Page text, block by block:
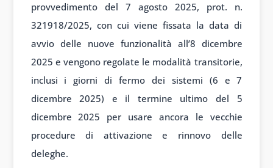
provvedimento del 7 agosto 2025, prot. n.
321918/2025, con cui viene fissata la data di
avvio delle nuove funzionalità all’8 dicembre
2025 e vengono regolate le modalità transitorie,
inclusi i giorni di fermo dei sistemi (6 e 7
dicembre 2025) e il termine ultimo del 5
dicembre 2025 per usare ancora le vecchie
procedure di attivazione e rinnovo delle
deleghe.